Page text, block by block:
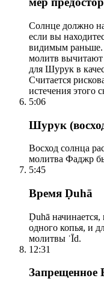
Солнце должно
если вы
видимым раньше.
молитв вычитают
для Шурук в
Считается
истечения этого
5:06
Шурук
Восход солнца
молитва Фаджр
5:45
Время Ḍuhā
Ḍuhā
одного копья, и
молитвы ʿĪd.
12:31
Запрещенное